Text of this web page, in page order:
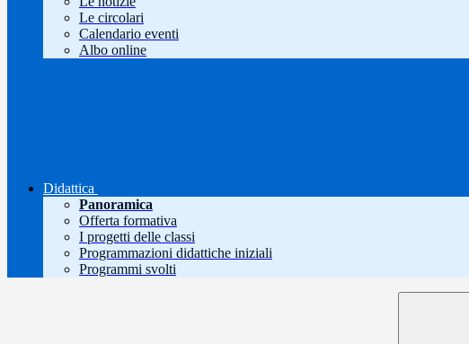
Le circolari
Calendario eventi
Albo online
Didattica
Panoramica
Offerta formativa
I progetti delle classi
Programmazioni didattiche iniziali
Programmi svolti